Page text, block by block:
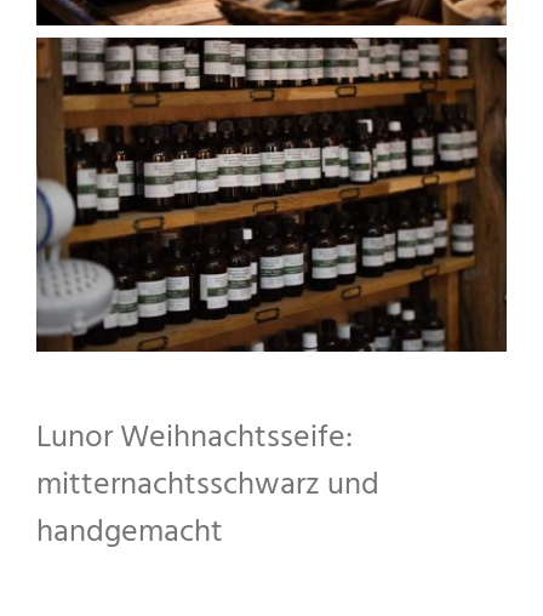
Lunor Weihnachtsseife:
mitternachtsschwarz und
handgemacht